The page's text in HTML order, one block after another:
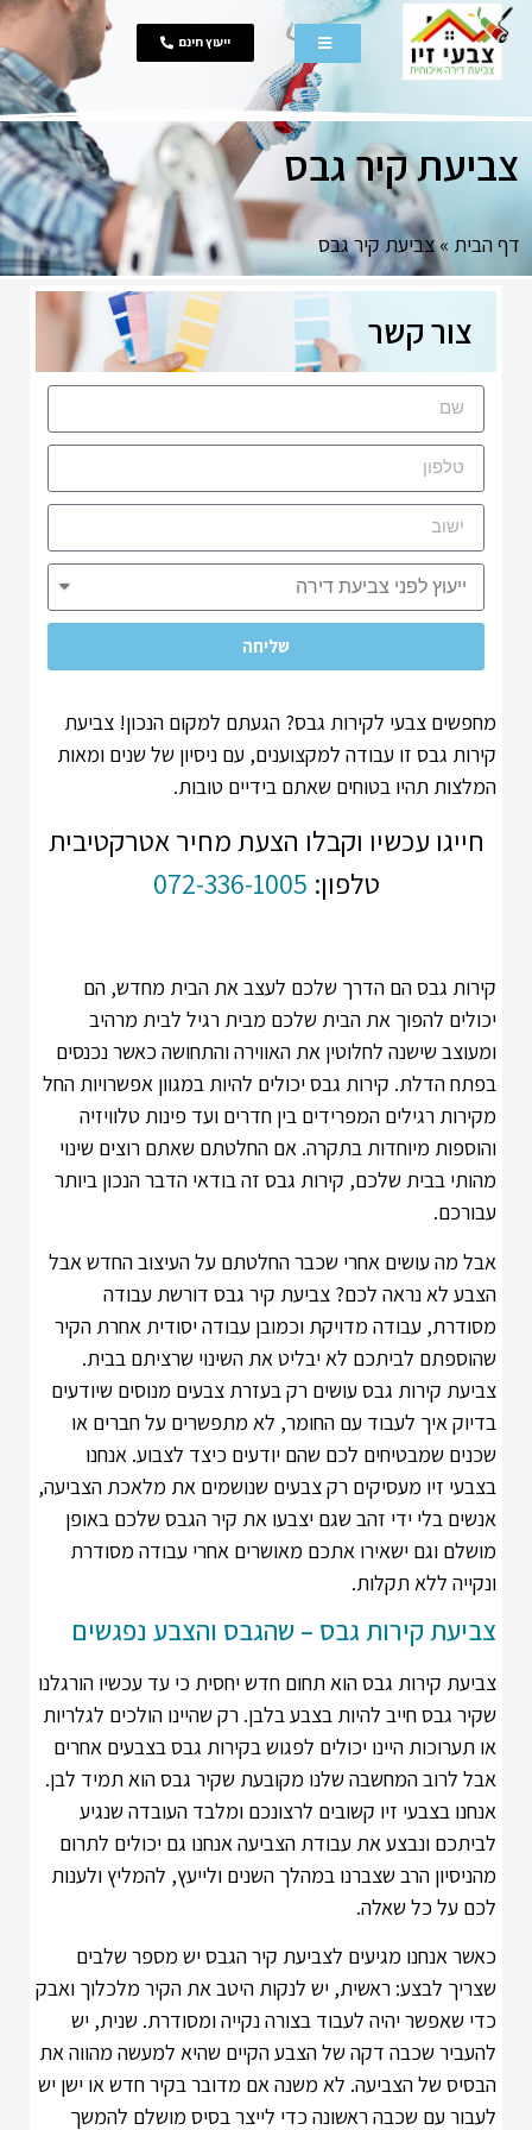
ייעוץ חינם
צביעת קיר גבס
דף הבית »צביעת קיר גבס
צור קשר
שליחה
מחפשים צבעי לקירות גבס? הגעתם למקום הנכון! צביעת
קירות גבס זו עבודה למקצוענים, עם ניסיון של שנים ומאות
המלצות תהיו בטוחים שאתם בידיים טובות.
חייגו עכשיו וקבלו הצעת מחיר אטרקטיבית
טלפון: 072-336-1005
קירות גבס הם הדרך שלכם לעצב את הבית מחדש, הם
יכולים להפוך את הבית שלכם מבית רגיל לבית מרהיב
ומעוצב שישנה לחלוטין את האווירה והתחושה כאשר נכנסים
בפתח הדלת. קירות גבס יכולים להיות במגוון אפשרויות החל
מקירות רגילים המפרידים בין חדרים ועד פינות טלוויזיה
והוספות מיוחדות בתקרה. אם החלטתם שאתם רוצים שינוי
מהותי בבית שלכם, קירות גבס זה בודאי הדבר הנכון ביותר
עבורכם.
אבל מה עושים אחרי שכבר החלטתם על העיצוב החדש אבל
הצבע לא נראה לכם? צביעת קיר גבס דורשת עבודה
מסודרת, עבודה מדויקת וכמובן עבודה יסודית אחרת הקיר
שהוספתם לביתכם לא יבליט את השינוי שרציתם בבית.
צביעת קירות גבס עושים רק בעזרת צבעים מנוסים שיודעים
בדיוק איך לעבוד עם החומר, לא מתפשרים על חברים או
שכנים שמבטיחים לכם שהם יודעים כיצד לצבוע. אנחנו
בצבעי זיו מעסיקים רק צבעים שנושמים את מלאכת הצביעה,
אנשים בלי ידי זהב שגם יצבעו את קיר הגבס שלכם באופן
מושלם וגם ישאירו אתכם מאושרים אחרי עבודה מסודרת
ונקייה ללא תקלות.
צביעת קירות גבס – שהגבס והצבע נפגשים
צביעת קירות גבס הוא תחום חדש יחסית כי עד עכשיו הורגלנו
שקיר גבס חייב להיות בצבע בלבן. רק שהיינו הולכים לגלריות
או תערוכות היינו יכולים לפגוש בקירות גבס בצבעים אחרים
אבל לרוב המחשבה שלנו מקובעת שקיר גבס הוא תמיד לבן.
אנחנו בצבעי זיו קשובים לרצונכם ומלבד העובדה שנגיע
לביתכם ונבצע את עבודת הצביעה אנחנו גם יכולים לתרום
מהניסיון הרב שצברנו במהלך השנים ולייעץ, להמליץ ולענות
לכם על כל שאלה.
כאשר אנחנו מגיעים לצביעת קיר הגבס יש מספר שלבים
שצריך לבצע: ראשית, יש לנקות היטב את הקיר מלכלוך ואבק
כדי שאפשר יהיה לעבוד בצורה נקייה ומסודרת. שנית, יש
להעביר שכבה דקה של הצבע הקיים שהיא למעשה מהווה את
הבסיס של הצביעה. לא משנה אם מדובר בקיר חדש או ישן יש
לעבור עם שכבה ראשונה כדי לייצר בסיס מושלם להמשך